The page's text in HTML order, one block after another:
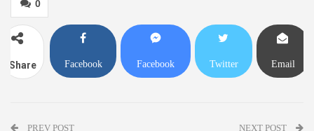
0
Share Facebook Facebook Twitter Email
PREV POST NEXT POST